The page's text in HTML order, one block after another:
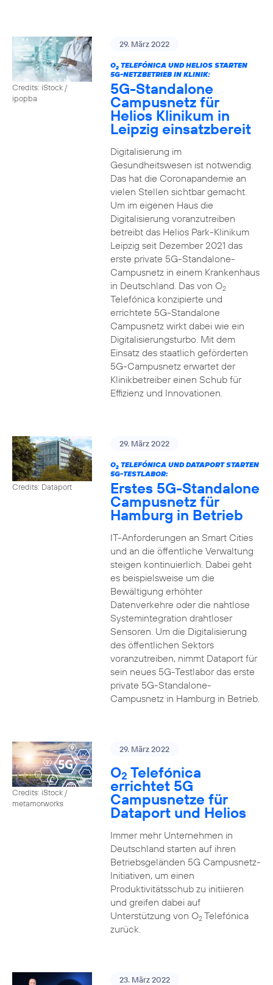
Credits: iStock /
ipopba
29. März 2022
O2TELEFÓNICA UND HELIOS STARTEN
5G-NETZBETRIEB IN KLINIK:
5G-Standalone
Campusnetz für
Helios Klinikum in
Leipzig einsatzbereit
Digitalisierung im
Gesundheitswesen ist notwendig.
Das hat die Coronapandemie an
vielen Stellen sichtbar gemacht.
Um im eigenen Haus die
Digitalisierung voranzutreiben
betreibt das Helios Park-Klinikum
Leipzig seit Dezember 2021 das
erste private 5G-Standalone-
Campusnetz in einem Krankenhaus
in Deutschland. Das von O2
Telefónica konzipierte und
errichtete 5G-Standalone
Campusnetz wirkt dabei wie ein
Digitalisierungsturbo. Mit dem
Einsatz des staatlich geförderten
5G-Campusnetz erwartet der
Klinikbetreiber einen Schub für
Effizienz und Innovationen.
Credits: Dataport
29. März 2022
O2TELEFÓNICA UND DATAPORT STARTEN
5G-TESTLABOR:
Erstes 5G-Standalone
Campusnetz für
Hamburg in Betrieb
IT-Anforderungen an Smart Cities
und an die öffentliche Verwaltung
steigen kontinuierlich. Dabei geht
es beispielsweise um die
Bewältigung erhöhter
Datenverkehre oder die nahtlose
Systemintegration drahtloser
Sensoren. Um die Digitalisierung
des öffentlichen Sektors
voranzutreiben, nimmt Dataport für
sein neues 5G-Testlabor das erste
private 5G-Standalone-
Campusnetz in Hamburg in Betrieb.
Credits: iStock /
metamorworks
29. März 2022
O2 Telefónica
errichtet 5G
Campusnetze für
Dataport und Helios
Immer mehr Unternehmen in
Deutschland starten auf ihren
Betriebsgeländen 5G Campusnetz-
Initiativen, um einen
Produktivitätsschub zu initiieren
und greifen dabei auf
Unterstützung von O2Telefónica
zurück.
23. März 2022